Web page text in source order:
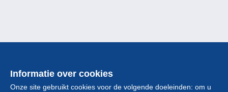
Informatie over cookies
Onze site gebruikt cookies voor de volgende doeleinden: om u